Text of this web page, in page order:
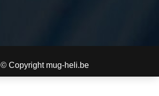
© Copyright mug-heli.be